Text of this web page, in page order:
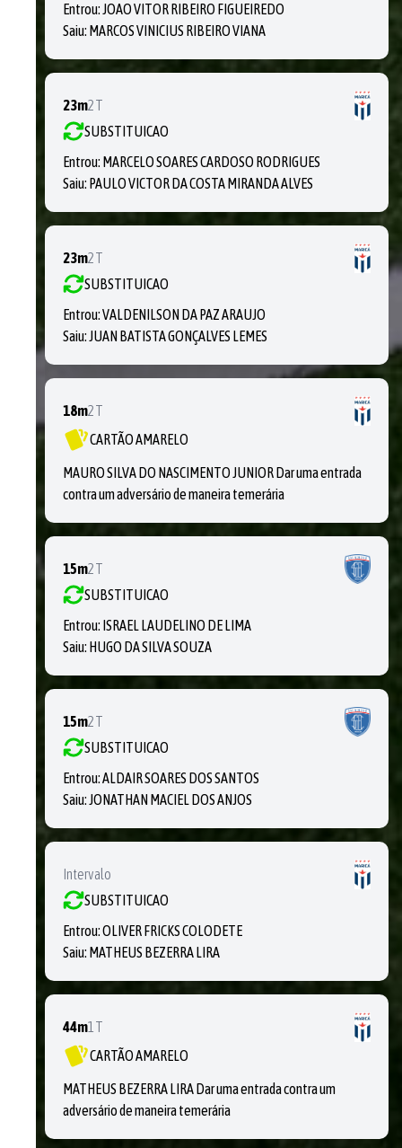
Entrou:JOAO VITOR RIBEIRO FIGUEIREDO
Saiu: MARCOS VINICIUS RIBEIRO VIANA
23m2T
SUBSTITUICAO
Entrou: MARCELO SOARES CARDOSO RODRIGUES
Saiu: PAULO VICTOR DA COSTA MIRANDA ALVES
23m2T
SUBSTITUICAO
Entrou:VALDENILSON DA PAZ ARAUJO
Saiu:JUAN BATISTA GONÇALVES LEMES
18m2T
CARTÃO AMARELO
MAURO SILVA DO NASCIMENTO JUNIOR Dar uma entrada
contra um adversário de maneira temerária
15m2T
SUBSTITUICAO
Entrou: ISRAEL LAUDELINO DE LIMA
Saiu: HUGO DA SILVA SOUZA
15m2T
SUBSTITUICAO
Entrou:ALDAIR SOARES DOS SANTOS
Saiu:JONATHAN MACIEL DOS ANJOS
Intervalo
SUBSTITUICAO
Entrou:OLIVER FRICKS COLODETE
Saiu: MATHEUS BEZERRA LIRA
44m1T
CARTÃO AMARELO
MATHEUS BEZERRA LIRA Dar uma entrada contra um
adversário de maneira temerária